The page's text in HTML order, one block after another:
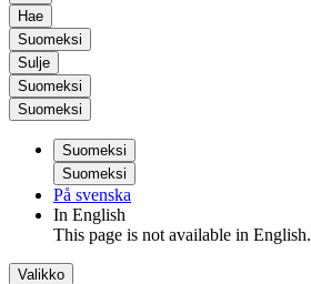
Hae
Suomeksi
Sulje
Suomeksi
Suomeksi
Suomeksi
Suomeksi
På svenska
In English
This page is not available in English.
Valikko